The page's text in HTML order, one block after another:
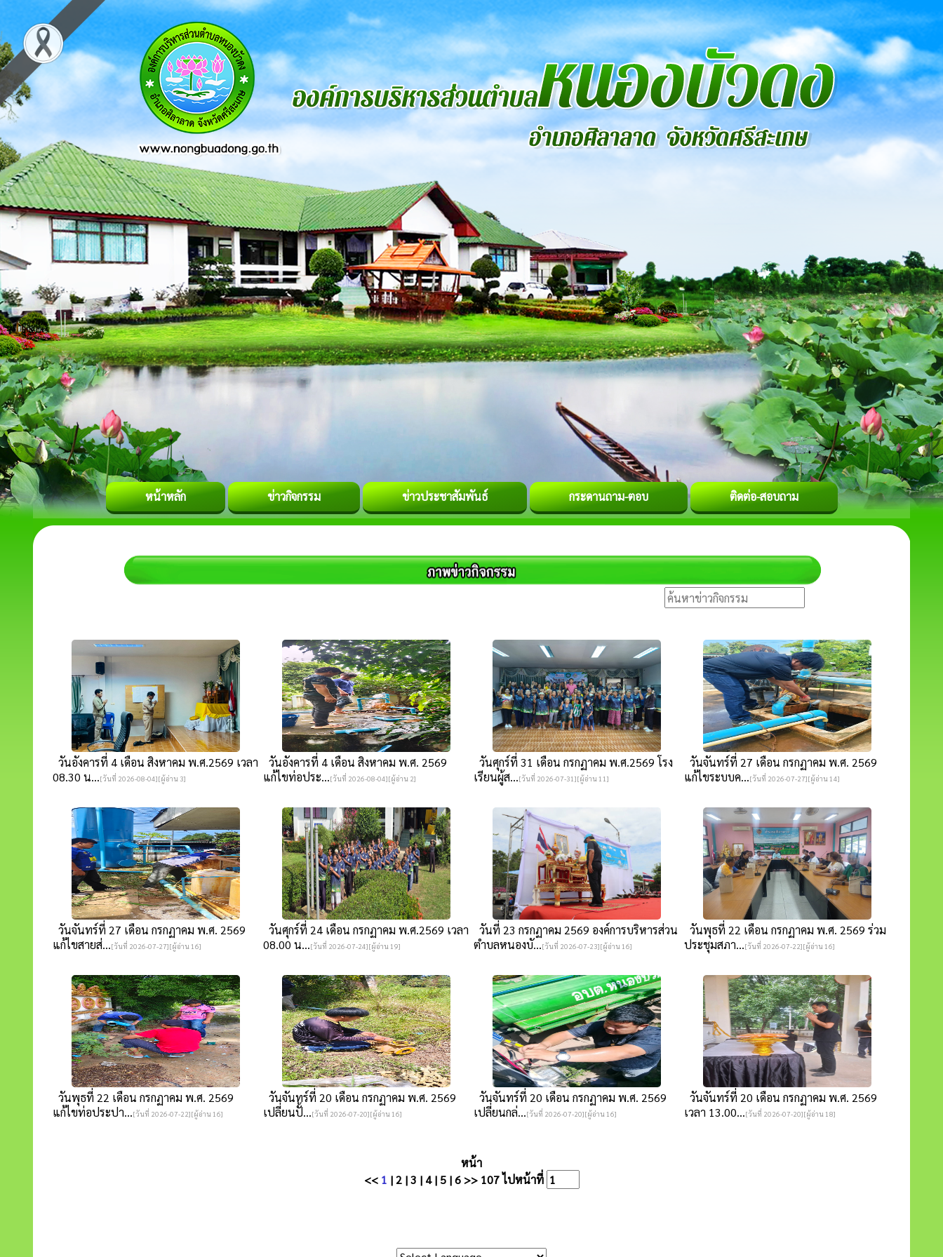
หน้าหลัก ข่าวกิจกรรม ข่าวประชาสัมพันธ์ กระดานถาม-ตอบ ติดต่อ-สอบถาม
วันอังคารที่ 4 เดือน สิงหาคม พ.ศ.2569 เวลา
08.30 น...[วันที่ 2026-08-04][ผู้อ่าน 3]
วันอังคารที่ 4 เดือน สิงหาคม พ.ศ. 2569
แก้ไขท่อประ...[วันที่ 2026-08-04][ผู้อ่าน 2]
วันศุกร์ที่ 31 เดือน กรกฏาคม พ.ศ.2569 โรง
เรียนผู้ส...[วันที่ 2026-07-31][ผู้อ่าน 11]
วันจันทร์ที่ 27 เดือน กรกฏาคม พ.ศ. 2569
แก้ไขระบบค...[วันที่ 2026-07-27][ผู้อ่าน 14]
วันจันทร์ที่ 27 เดือน กรกฏาคม พ.ศ. 2569
แก้ไขสายส่...[วันที่ 2026-07-27][ผู้อ่าน 16]
วันศุกร์ที่ 24 เดือน กรกฏาคม พ.ศ.2569 เวลา
08.00 น...[วันที่ 2026-07-24][ผู้อ่าน 19]
วันที่ 23 กรกฏาคม 2569 องค์การบริหารส่วน
ตำบลหนองบั...[วันที่ 2026-07-23][ผู้อ่าน 16]
วันพุธที่ 22 เดือน กรกฏาคม พ.ศ. 2569 ร่วม
ประชุมสภา...[วันที่ 2026-07-22][ผู้อ่าน 16]
วันพุธที่ 22 เดือน กรกฏาคม พ.ศ. 2569
แก้ไขท่อประปา...[วันที่ 2026-07-22][ผู้อ่าน 16]
วันจันทร์ที่ 20 เดือน กรกฏาคม พ.ศ. 2569
เปลี่ยนปั้...[วันที่ 2026-07-20][ผู้อ่าน 16]
วันจันทร์ที่ 20 เดือน กรกฏาคม พ.ศ. 2569
เปลี่ยนกล่...[วันที่ 2026-07-20][ผู้อ่าน 16]
วันจันทร์ที่ 20 เดือน กรกฏาคม พ.ศ. 2569
เวลา 13.00...[วันที่ 2026-07-20][ผู้อ่าน 18]
หน้า
<< 1 |2|3 | 4| 5|6 >> 107ไปหน้าที่